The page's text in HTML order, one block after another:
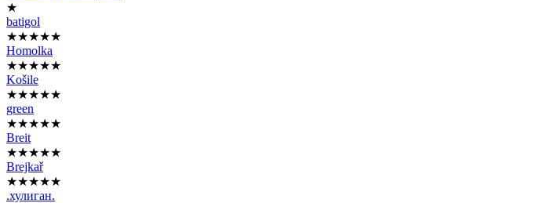
★
batigol
★★★★★
Homolka
★★★★★
Košile
★★★★★
green
★★★★★
Breit
★★★★★
Brejkař
★★★★★
.хулиган.